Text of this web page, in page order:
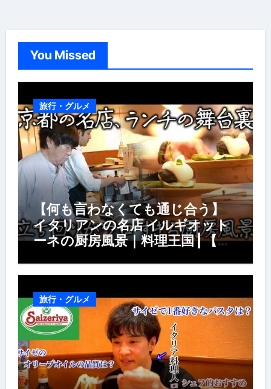
You Missed
旅行・グルメ
【何も言わなくても通じ合う】
イタリアンの名店 イルギオット
ーネの厨房風景｜料理王国 | 【厨
風景】
旅行・グルメ